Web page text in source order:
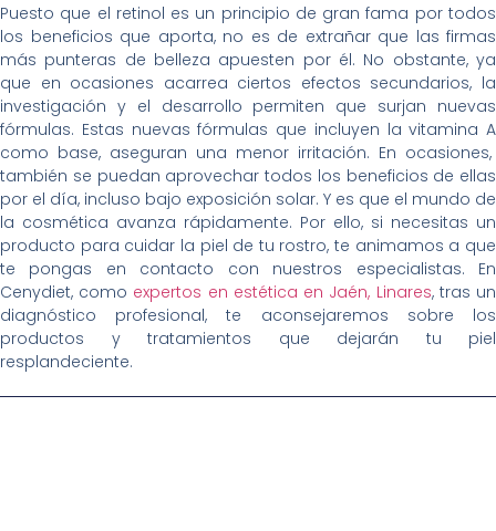
Puesto que el retinol es un principio de gran fama por todos
los beneficios que aporta, no es de extrañar que las firmas
más punteras de belleza apuesten por él. No obstante, ya
que en ocasiones acarrea ciertos efectos secundarios, la
investigación y el desarrollo permiten que surjan nuevas
fórmulas. Estas nuevas fórmulas que incluyen la vitamina A
como base, aseguran una menor irritación. En ocasiones,
también se puedan aprovechar todos los beneficios de ellas
por el día, incluso bajo exposición solar. Y es que el mundo de
la cosmética avanza rápidamente. Por ello, si necesitas un
producto para cuidar la piel de tu rostro, te animamos a que
te pongas en contacto con nuestros especialistas. En
Cenydiet, como expertos en estética en Jaén, Linares, tras un
diagnóstico profesional, te aconsejaremos sobre los
productos y tratamientos que dejarán tu piel
resplandeciente.